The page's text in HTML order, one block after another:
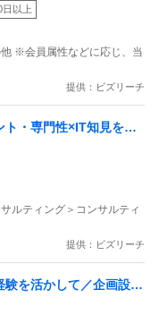
る“紹介モデル”をデザ
日以上
他 ※会員属性などに応じ、当
提供：ビズリーチ
・専門性×IT知見を活
まで一気通貫支援／7期
ルティング＞コンサルティ
提供：ビズリーチ
を活かして／企画設計
ディレクター